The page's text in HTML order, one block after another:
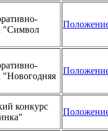
"Символ
"Новогодняя
конкурс